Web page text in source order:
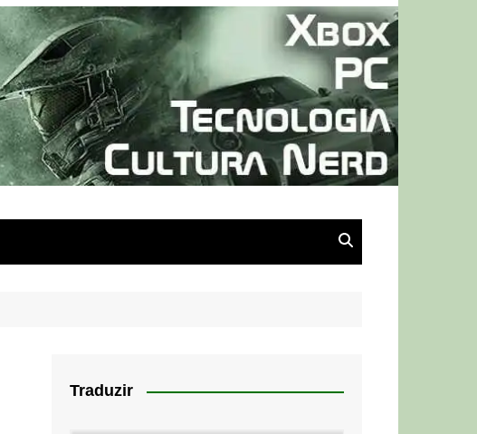
Traduzir